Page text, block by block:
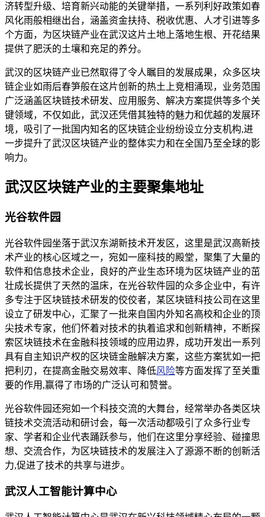
济转型升级、培育新兴动能的关键举措，一系列利好政策如春
风化雨般相继出台，涵盖资金扶持、税收优惠、人才引进等多
个方面，为区块链产业在武汉这片土地上落地生根、开花结果
提供了肥沃的土壤和充足的养分。
武汉的区块链产业已然取得了令人瞩目的发展成果，众多区块
链企业如雨后春笋般在这片创新的热土上竞相涌现，业务范围
广泛涵盖区块链技术研发、应用服务、解决方案提供等多个关
键领域，不仅如此，武汉还凭借其独特的魅力和优越的发展环
境，吸引了一批国内知名的区块链企业纷纷设立分支机构,进
一步提升了武汉区块链产业的整体实力和在全国乃至全球的影
响力。
武汉区块链产业的主要聚集地址
光谷软件园
光谷软件园坐落于武汉东湖新技术开发区，这里是武汉高新技
术产业的核心区域之一，宛如一座科技的殿堂，聚集了大量的
软件和信息技术企业，良好的产业生态环境为区块链产业的茁
壮成长提供了天然的温床，在光谷软件园的众多企业中，有许
多专注于区块链技术研发的佼佼者，某区块链科技公司在这里
设立了研发中心，汇聚了一批来自国内外知名高校和企业的顶
尖技术专家，他们怀着对技术的执着追求和创新精神，不断探
索区块链技术在金融科技领域的应用边界，成功开发出一系列
具有自主知识产权的区块链金融解决方案，这些方案犹如一把
把利刃，在提高金融交易效率、降低风险等方面发挥了至关重
要的作用,赢得了市场的广泛认可和赞誉。
光谷软件园还宛如一个科技交流的大舞台，经常举办各类区块
链技术交流活动和研讨会，每一次活动都吸引了众多行业专
家、学者和企业代表踊跃参与，他们在这里分享经验、碰撞思
想、交流合作，为区块链技术的发展注入了源源不断的创新活
力,促进了技术的共享与进步。
武汉人工智能计算中心